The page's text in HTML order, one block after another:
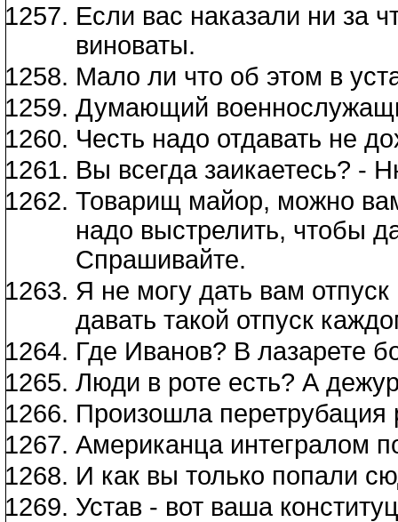
Если вас наказали ни за
виноваты.
Мало ли что об этом в
Думающий
Честь надо отдавать не
Вы всегда заикаетесь? -
Товарищ майор, можно
надо выстрелить, чтобы
Спрашивайте.
Я не могу дать вам
давать такой отпуск
Где Иванов? В лазарете
Люди в роте есть? А
Произошла перетрубация
Американца интегралом
И как вы только попали
Устав - вот ваша